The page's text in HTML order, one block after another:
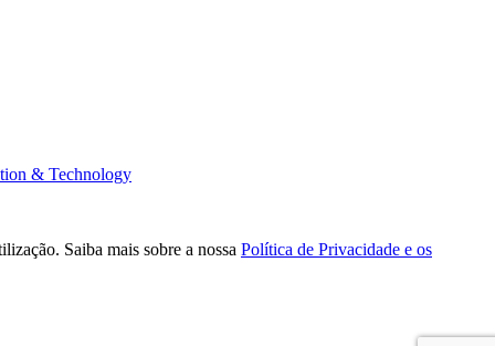
& Technology
Saiba mais sobre a nossa Política de Privacidade e os